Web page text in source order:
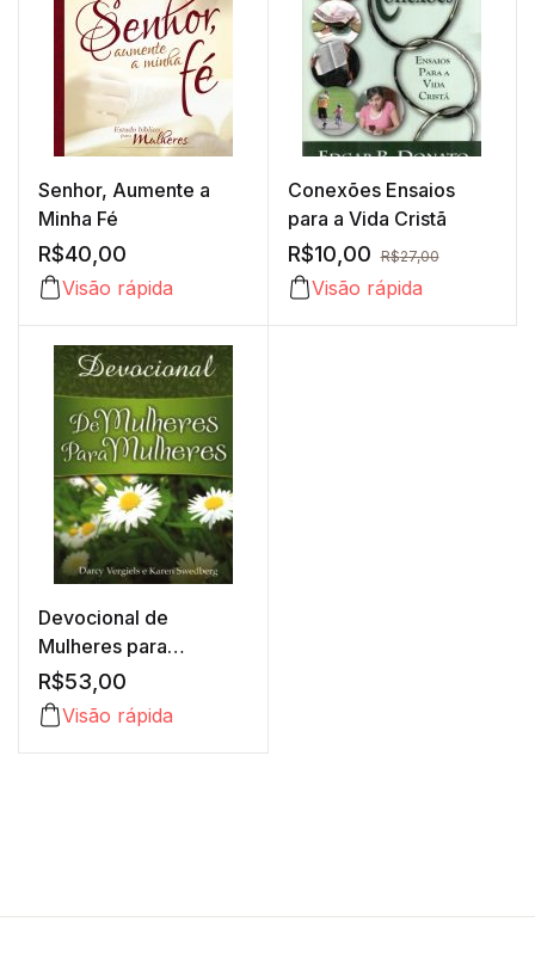
Senhor, Aumente a
Minha Fé
R$40,00
Visão rápida
Conexões Ensaios
para a Vida Cristã
R$10,00 R$27,00
Visão rápida
Devocional de
Mulheres para
Mulheres
R$53,00
Visão rápida